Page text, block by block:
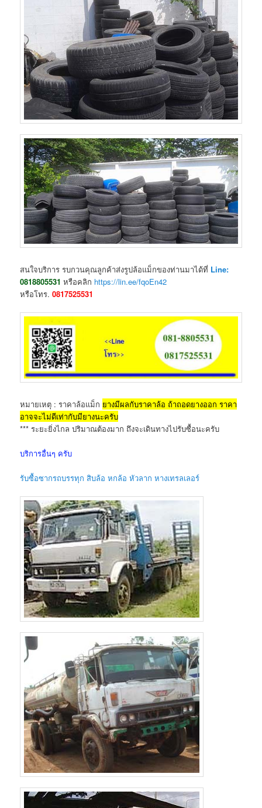
สนใจบริการ รบกวนคุณลูกค้าส่งรูปล้อแม็กของท่านมาได้ที่ Line:
0818805531 หรือคลิก https://lin.ee/fqoEn42
หรือโทร.0817525531
หมายเหตุ : ราคาล้อแม็ก ยางมีผลกับราคาล้อ ถ้าถอดยางออก ราคา
อาจจะไม่ดีเท่ากับมียางนะครับ
*** ระยะยิ่งไกล ปริมาณต้องมาก ถึงจะเดินทางไปรับซื้อนะครับ
บริการอื่นๆ ครับ
รับซื้อซากรถบรรทุก สิบล้อ หกล้อ หัวลาก หางเทรลเลอร์